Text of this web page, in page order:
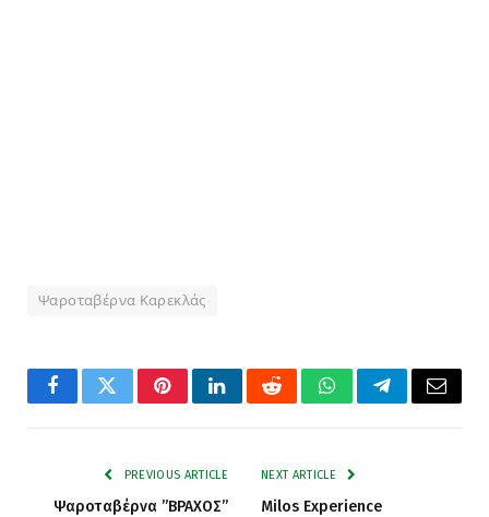
Ψαροταβέρνα Καρεκλάς
FacebookTwitterPinterestLinkedInRedditWhatsAppTelegramEmail
PREVIOUS ARTICLE
Ψαροταβέρνα ”ΒΡΑΧΟΣ”
NEXT ARTICLE
Milos Experience